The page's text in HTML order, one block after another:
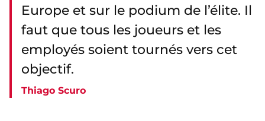
Europe et sur le podium de l’élite. Il
faut que tous les joueurs et les
employés soient tournés vers cet
objectif.
Thiago Scuro